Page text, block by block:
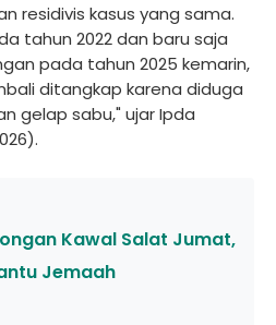
residivis kasus yang sama.
tahun 2022 dan baru saja
pada tahun 2025 kemarin,
ditangkap karena diduga
gelap sabu," ujar Ipda
Kawal Salat Jumat,
Jemaah